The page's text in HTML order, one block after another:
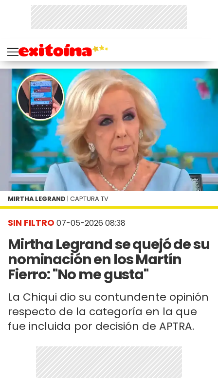
SIN FILTRO 07-05-2026 08:38
Mirtha Legrand se quejó de su
nominación en los Martín
Fierro: "No me gusta"
La Chiqui dio su contundente opinión
respecto de la categoría en la que
fue incluida por decisión de APTRA.
MIRTHA LEGRAND | CAPTURA TV